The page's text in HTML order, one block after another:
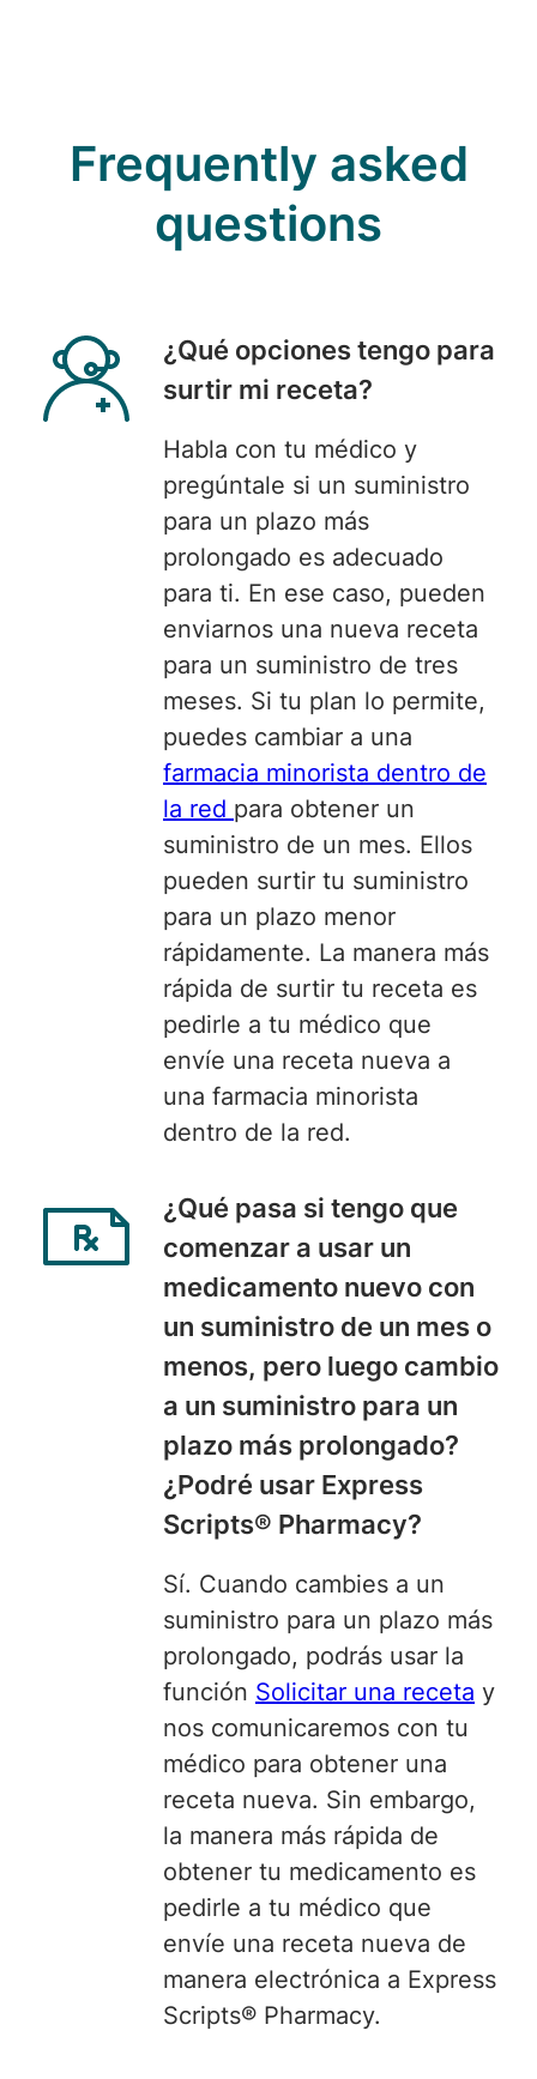
Frequently asked
questions
¿Qué opciones tengo para
surtir mi receta?
Habla con tu médico y
pregúntale si un suministro
para un plazo más
prolongado es adecuado
para ti. En ese caso, pueden
enviarnos una nueva receta
para un suministro de tres
meses. Si tu plan lo permite,
puedes cambiar a una
farmacia minorista dentro de
la red para obtener un
suministro de un mes. Ellos
pueden surtir tu suministro
para un plazo menor
rápidamente. La manera más
rápida de surtir tu receta es
pedirle a tu médico que
envíe una receta nueva a
una farmacia minorista
dentro de la red.
¿Qué pasa si tengo que
comenzar a usar un
medicamento nuevo con
un suministro de un mes o
menos, pero luego cambio
a un suministro para un
plazo más prolongado?
¿Podré usar Express
Scripts® Pharmacy?
Sí. Cuando cambies a un
suministro para un plazo más
prolongado, podrás usar la
función Solicitar una receta y
nos comunicaremos con tu
médico para obtener una
receta nueva. Sin embargo,
la manera más rápida de
obtener tu medicamento es
pedirle a tu médico que
envíe una receta nueva de
manera electrónica a Express
Scripts® Pharmacy.